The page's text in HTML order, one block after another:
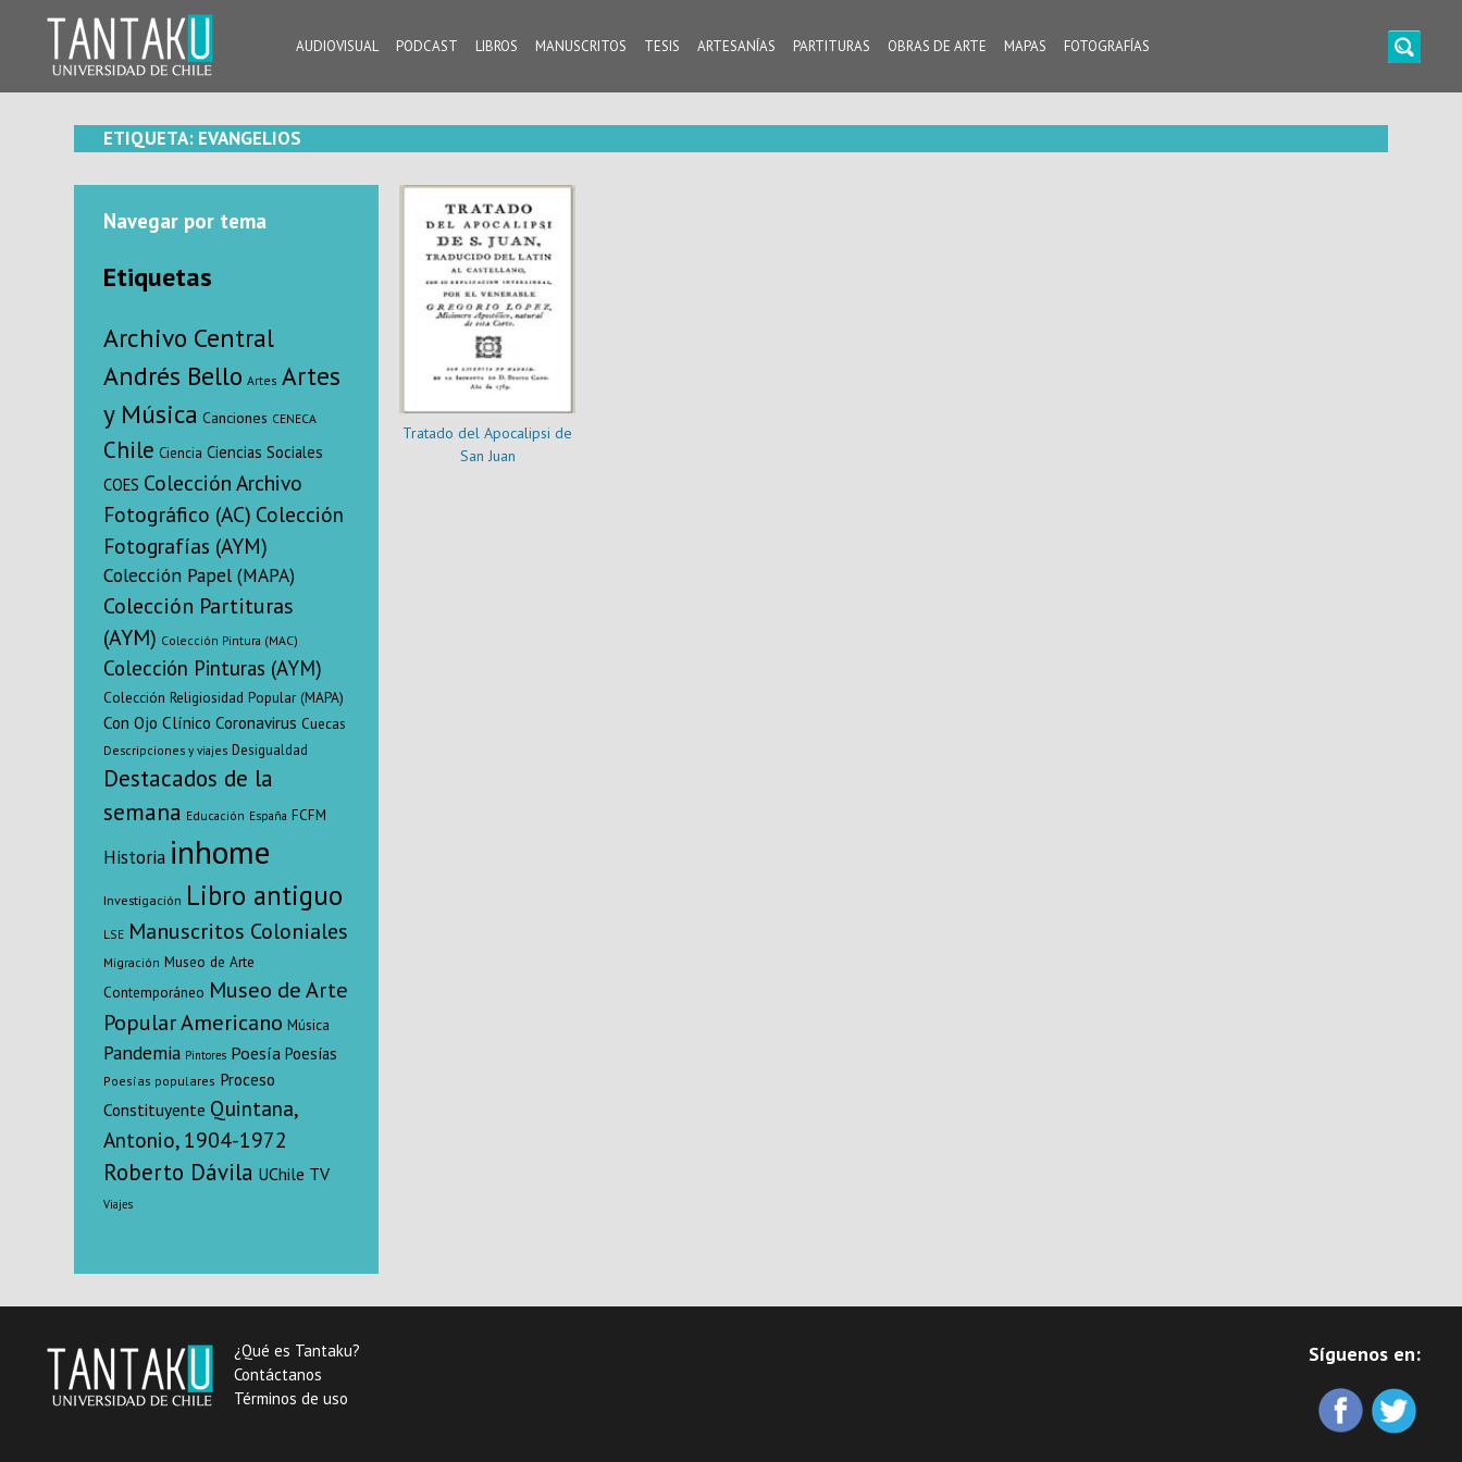
content
AUDIOVISUAL PODCAST LIBROS MANUSCRITOS TESIS ARTESANÍAS PARTITURAS OBRAS DE ARTE MAPAS FOTOGRAFÍAS
ETIQUETA: EVANGELIOS
Navegar por tema
Etiquetas
Archivo Central
Andrés Bello Artes Artes
y Música Canciones CENECA
Chile Ciencia Ciencias Sociales
COES Colección Archivo
Fotográfico (AC) Colección
Fotografías (AYM)
Colección Papel (MAPA)
Colección Partituras
(AYM) Colección Pintura (MAC)
Colección Pinturas (AYM)
Colección Religiosidad Popular (MAPA)
Con Ojo Clínico Coronavirus Cuecas
Descripciones y viajes Desigualdad
Destacados de la
semana Educación España FCFM
Historia inhome
Investigación Libro antiguo
LSE Manuscritos Coloniales
Migración Museo de Arte
Contemporáneo Museo de Arte
Popular Americano Música
Pandemia Pintores Poesía Poesías
Poesías populares Proceso
Constituyente Quintana,
Antonio, 1904-1972
Roberto Dávila UChile TV
Viajes
Tratado del Apocalipsi de
San Juan
¿Qué es Tantaku?
Contáctanos
Términos de uso
Síguenos en: